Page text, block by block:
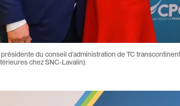
du conseil d’administration de TC
chez SNC-Lavalin).